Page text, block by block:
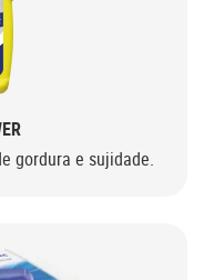
gordura e sujidade.